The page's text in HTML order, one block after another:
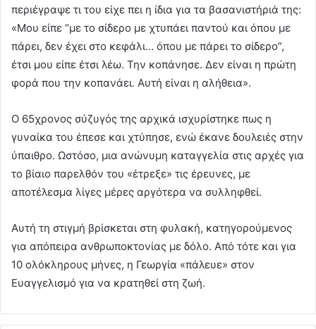
περιέγραψε τι του είχε πει η ίδια για τα βασανιστήριά της:
«Μου είπε “με το σίδερο με χτυπάει παντού και όπου με
πάρει, δεν έχει στο κεφάλι… όπου με πάρει το σίδερο”,
έτσι μου είπε έτσι λέω. Την κοπάνησε. Δεν είναι η πρώτη
φορά που την κοπανάει. Αυτή είναι η αλήθεια».
Ο 65χρονος σύζυγός της αρχικά ισχυρίστηκε πως η
γυναίκα του έπεσε και χτύπησε, ενώ έκανε δουλειές στην
ύπαιθρο. Ωστόσο, μια ανώνυμη καταγγελία στις αρχές για
το βίαιο παρελθόν του «έτρεξε» τις έρευνες, με
αποτέλεσμα λίγες μέρες αργότερα να συλληφθεί.
Αυτή τη στιγμή βρίσκεται στη φυλακή, κατηγορούμενος
για απόπειρα ανθρωποκτονίας με δόλο. Από τότε και για
10 ολόκληρους μήνες, η Γεωργία «πάλευε» στον
Ευαγγελισμό για να κρατηθεί στη ζωή.